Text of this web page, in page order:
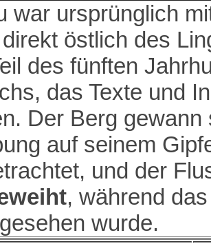
war ursprünglich
östlich des
des fünften
das Texte und
Der Berg
auf seinem
und der
, während
wurde.